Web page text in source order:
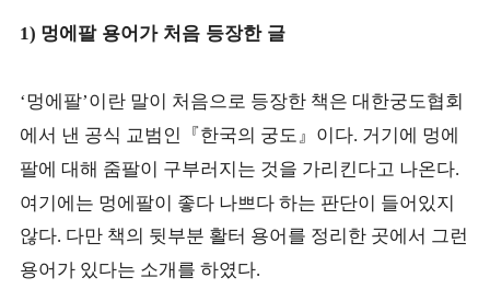
1) 멍에팔 용어가 처음 등장한 글
‘멍에팔’이란 말이 처음으로 등장한 책은 대한궁도협회
에서 낸 공식 교범인 『한국의 궁도』 이다. 거기에 멍에
팔에 대해 줌팔이 구부러지는 것을 가리킨다고 나온다.
여기에는 멍에팔이 좋다 나쁘다 하는 판단이 들어있지
않다. 다만 책의 뒷부분 활터 용어를 정리한 곳에서 그런
용어가 있다는 소개를 하였다.